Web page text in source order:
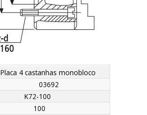
Modelo D D1D2D3HH1 hz-
d
Máx.
R.P.M
Orçamento
Placa 4 castanhas monobloco
03692
K72-100
100